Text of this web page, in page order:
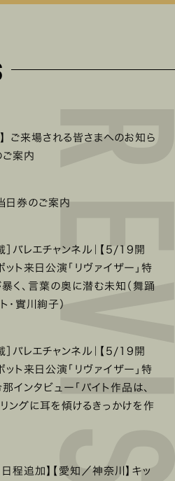
ご来場される皆さまへのお知ら
案内
日券のご案内
］バレエチャンネル｜【5/19開
ット来日公演「リヴァイザー」特
く、言葉の奥に潜む未知（舞踊
・實川絢子）
］バレエチャンネル｜【5/19開
ット来日公演「リヴァイザー」特
ンタビュー「パイト作品は、
ングに耳を傾けるきっかけを作
程追加】【愛知／神奈川】キッ